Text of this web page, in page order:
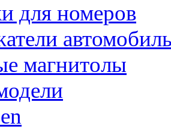
для номеров
магнитолы